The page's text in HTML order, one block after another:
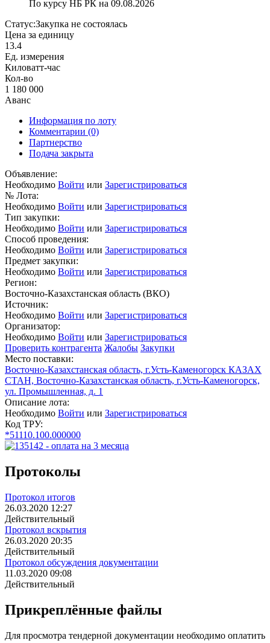
По курсу НБ РК на 09.08.2026
Статус:Закупка не состоялась
Цена за единицу
13.4
Ед. измерения
Киловатт-час
Кол-во
1 180 000
Аванс
Информация по лоту
Комментарии (0)
Партнерство
Подача закрыта
Объявление:
Необходимо Войти или Зарегистрироваться
№ Лота:
Необходимо Войти или Зарегистрироваться
Тип закупки:
Необходимо Войти или Зарегистрироваться
Способ проведения:
Необходимо Войти или Зарегистрироваться
Предмет закупки:
Необходимо Войти или Зарегистрироваться
Регион:
Восточно-Казахстанская область (ВКО)
Источник:
Необходимо Войти или Зарегистрироваться
Организатор:
Необходимо Войти или Зарегистрироваться
Проверить контрагента Жалобы Закупки
Место поставки:
Восточно-Казахстанская область, г.Усть-Каменогорск КАЗАХ
СТАН, Восточно-Казахстанская область, г.Усть-Каменогорск,
ул. Промышленная, д. 1
Описание лота:
Необходимо Войти или Зарегистрироваться
Код ТРУ:
*51110.100.000000
Протоколы
Протокол итогов
26.03.2020 12:27
Действительный
Протокол вскрытия
26.03.2020 20:35
Действительный
Протокол обсуждения документации
11.03.2020 09:08
Действительный
Прикреплённые файлы
Для просмотра тендерной документации необходимо оплатить